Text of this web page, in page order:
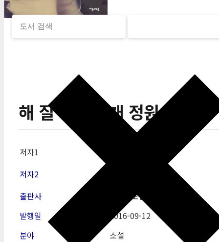
해 질 무렵 안개 정원
저자1
저자2
출판사
자음과모음
발행일
2016-09-12
분야
소설